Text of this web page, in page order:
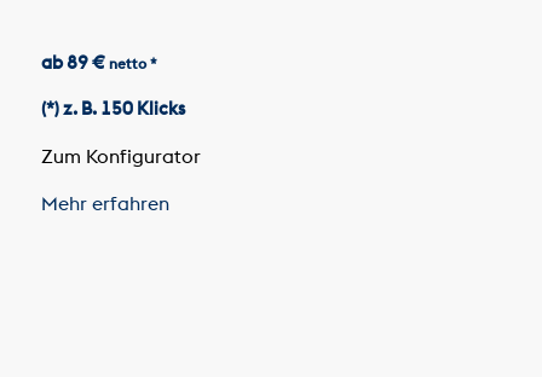
ab 89 € netto *
(*) z. B. 150 Klicks
Zum Konfigurator
Mehr erfahren